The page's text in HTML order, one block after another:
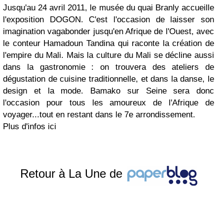
Jusqu'au 24 avril 2011, le musée du quai Branly accueille
l'exposition DOGON. C'est l'occasion de laisser son
imagination vagabonder jusqu'en Afrique de l'Ouest, avec
le conteur Hamadoun Tandina qui raconte la création de
l'empire du Mali. Mais la culture du Mali se décline aussi
dans la gastronomie : on trouvera des ateliers de
dégustation de cuisine traditionnelle, et dans la danse, le
design et la mode. Bamako sur Seine sera donc
l'occasion pour tous les amoureux de l'Afrique de
voyager...tout en restant dans le 7e arrondissement.
Plus d'infos ici
Retour à La Une de